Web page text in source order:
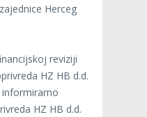
Herceg
reviziji
HZ HB d.d.
informiramo
HZ HB d.d.